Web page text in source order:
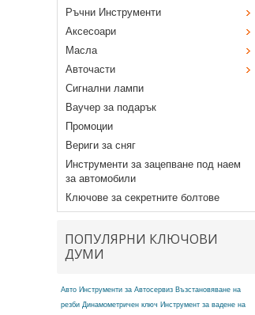
Ръчни Инструменти
Аксесоари
Масла
Авточасти
Сигнални лампи
Ваучер за подарък
Промоции
Вериги за сняг
Инструменти за зацепване под наем
за автомобили
Ключове за секретните болтове
ПОПУЛЯРНИ КЛЮЧОВИ
ДУМИ
Авто Инструменти за Автосервиз Възстановяване на
резби Динамометричен ключ Инструмент за вадене на